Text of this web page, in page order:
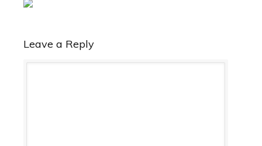
Leave a Reply